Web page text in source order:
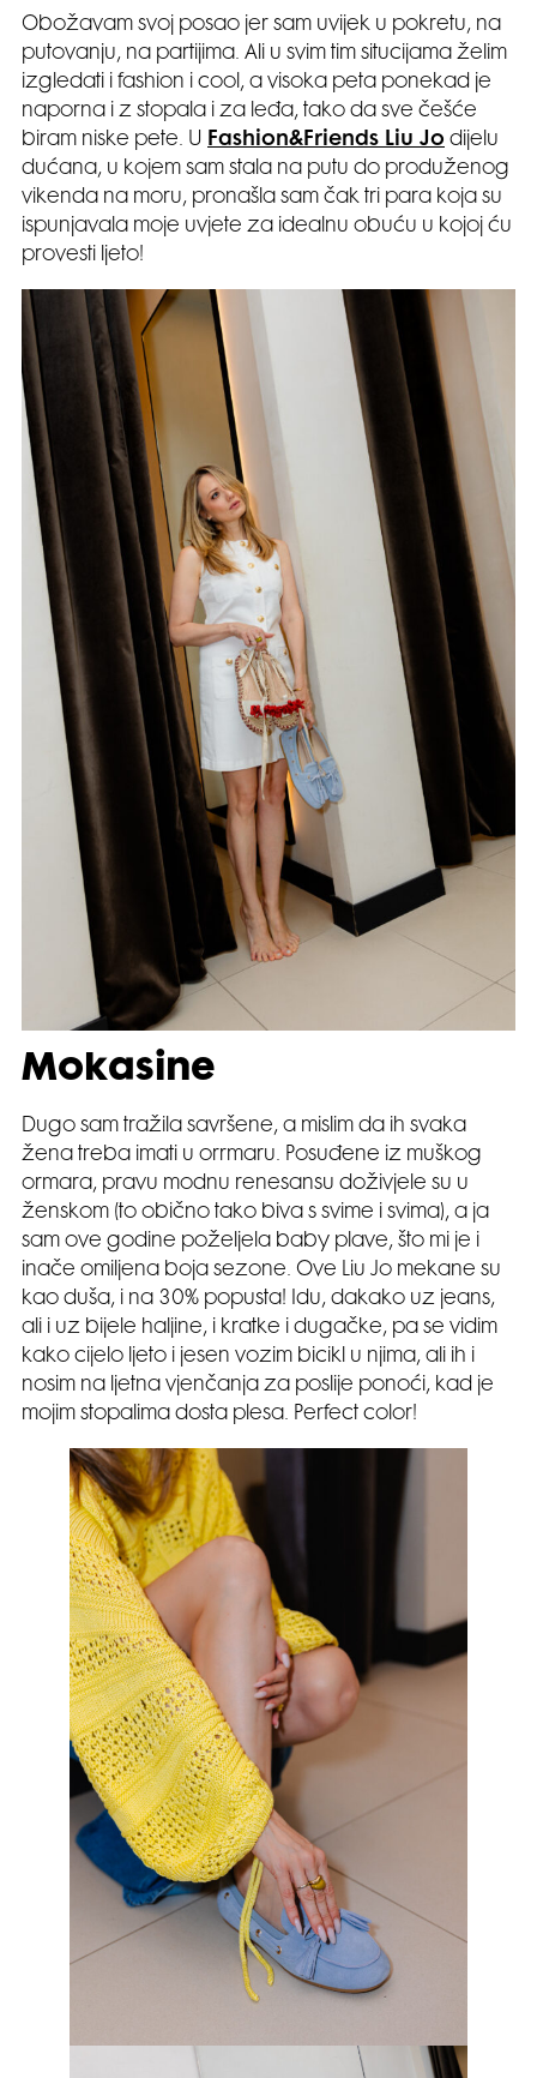
Obožavam svoj posao jer sam uvijek u pokretu, na
putovanju, na partijima. Ali u svim tim situcijama želim
izgledati i fashion i cool, a visoka peta ponekad je
naporna i z stopala i za leđa, tako da sve češće
biram niske pete. U Fashion&Friends Liu Jo dijelu
dućana, u kojem sam stala na putu do produženog
vikenda na moru, pronašla sam čak tri para koja su
ispunjavala moje uvjete za idealnu obuću u kojoj ću
provesti ljeto!
Mokasine
Dugo sam tražila savršene, a mislim da ih svaka
žena treba imati u orrmaru. Posuđene iz muškog
ormara, pravu modnu renesansu doživjele su u
ženskom (to obično tako biva s svime i svima), a ja
sam ove godine poželjela baby plave, što mi je i
inače omiljena boja sezone. Ove Liu Jo mekane su
kao duša, i na 30% popusta! Idu, dakako uz jeans,
ali i uz bijele haljine, i kratke i dugačke, pa se vidim
kako cijelo ljeto i jesen vozim bicikl u njima, ali ih i
nosim na ljetna vjenčanja za poslije ponoći, kad je
mojim stopalima dosta plesa. Perfect color!